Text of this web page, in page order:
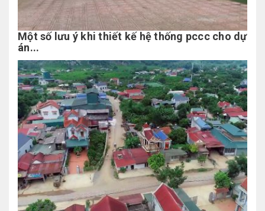
Một số lưu ý khi thiết kế hệ thống pccc cho dự
án...